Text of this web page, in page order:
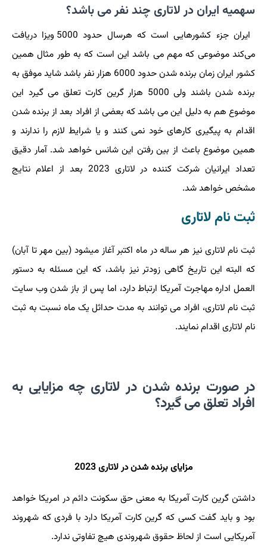
سهمیه ایران در لاتاری چند نفر می باشد؟
ایران جزء کشورهایی است که هرسال حدود 5000 ویزا دریافت
می‌کند موضوعی که مهم می باشد این است که به طور مثال همین
کشور ایران زمان برنده شدن حدود 6000 هزار نفر باشد شاید موفق به
برنده شدن باشند ولی 5000 هزار گرین کارت تعلق می گیرد این
موضوع هم به دلیل این می باشد که بعضی از افراد بعد از برنده شدن
اقدام به پیگیری کارهای خود نمی کنند و یا شرایط لازم را ندارند و
همین موضوع باعث از بین رفتن این شانس خواهد شد. آمار دقیق
تعداد ایرانیان شرکت کننده در لاتاری 2023 بعد از اعلام نتایج
مشخص خواهد شد.
ثبت نام لاتاری
ثبت نام لاتاری نیز هر ساله در ماه اکتبر آغاز میشود (بین مهر تا آبان)
که البته این تاریخ گاهی زودتر نیز باشد، که این مسئله به دستور
العمل اداره مهاجرت آمریکا ارتباط دارد، اما پس از باز شدن وب سایت
ثبت نام لاتاری، افراد می توانند به مدت حداثل یک ماه نسبت به ثبت
نام لاتاری اقدام نمایند.
در صورت برنده شدن در لاتاری چه مزایایی به
افراد تعلق می گیرد؟
مزایای برنده شدن در لاتاری 2023
داشتن گرین کارت آمریکا به معنی حق سکونت دائم در امریکا خواهد
بود و باید گفت کسی که گرین کارت آمریکا دارد با فردی که شهروند
آمریکایی است از لحاظ حقوق شهروندی هیچ تفاوتی ندارد.